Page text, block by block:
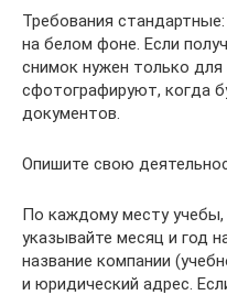
Требования
на белом фоне. Если
снимок нужен только
сфотографируют, когда
документов.
Опишите свою
По каждому месту
указывайте месяц и год
название компании
и юридический адрес.